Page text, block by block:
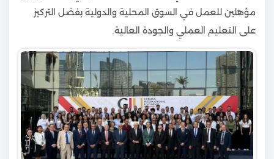
مؤهلين للعمل في السوق المحلية والدولية بفضل التركيز
على التعليم العملي والجودة العالية.